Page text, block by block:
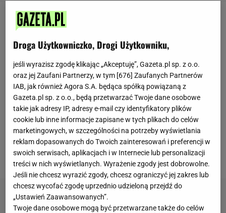
Zobacz wideo
Ryba w
to także jedno z dań, które
wielu z nas zapewne pamięta z czasów dzieciństwa
i przyjęć, które odbywały się przed laty. W niektórych
domach jest to już zapomniana potrawa. Może czas
ją sobie odświeżyć? Jak zrobić zalewę octową do
ryb? Pomagamy, choć to wcale nie jest trudne
zadanie. Należy jednak pamiętać, że ryba powinna
odstać około jednej doby przed podaniem.
Droga Użytkowniczko, Drogi Użytkowniku,
jeśli wyrazisz zgodę klikając „Akceptuję”, Gazeta.pl sp. z o.o.
oraz jej Zaufani Partnerzy, w tym [676] Zaufanych Partnerów
IAB, jak również Agora S.A. będąca spółką powiązaną z
Gazeta.pl sp. z o.o., będą przetwarzać Twoje dane osobowe
takie jak adresy IP, adresy e-mail czy identyfikatory plików
cookie lub inne informacje zapisane w tych plikach do celów
marketingowych, w szczególności na potrzeby wyświetlania
reklam dopasowanych do Twoich zainteresowań i preferencji w
swoich serwisach, aplikacjach i w Internecie lub personalizacji
treści w nich wyświetlanych. Wyrażenie zgody jest dobrowolne.
Jeśli nie chcesz wyrazić zgody, chcesz ograniczyć jej zakres lub
chcesz wycofać zgodę uprzednio udzieloną przejdź do
„Ustawień Zaawansowanych”.
Twoje dane osobowe mogą być przetwarzane także do celów